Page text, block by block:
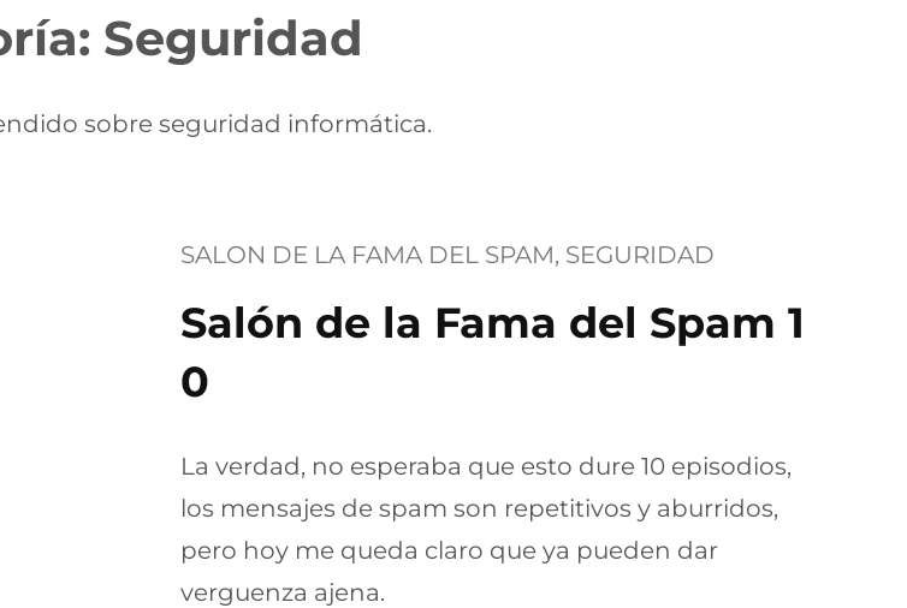
Seguridad
sobre seguridad informática.
SALON DE LA FAMA DEL SPAM, SEGURIDAD
Salón de la Fama del Spam 1
0
La verdad, no esperaba que esto dure 10 episodios,
los mensajes de spam son repetitivos y aburridos,
pero hoy me queda claro que ya pueden dar
verguenza ajena.